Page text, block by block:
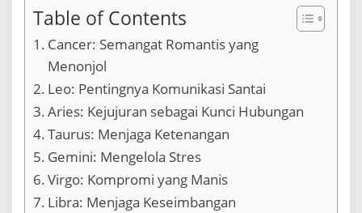
o
m
u
k
s
y
a
n
g
Table of Contents
Cancer: Semangat Romantis yang
Menonjol
Leo: Pentingnya Komunikasi Santai
Aries: Kejujuran sebagai Kunci Hubungan
Taurus: Menjaga Ketenangan
Gemini: Mengelola Stres
Virgo: Kompromi yang Manis
Libra: Menjaga Keseimbangan